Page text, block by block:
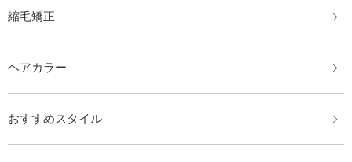
縮毛矯正
ヘアカラー
おすすめスタイル